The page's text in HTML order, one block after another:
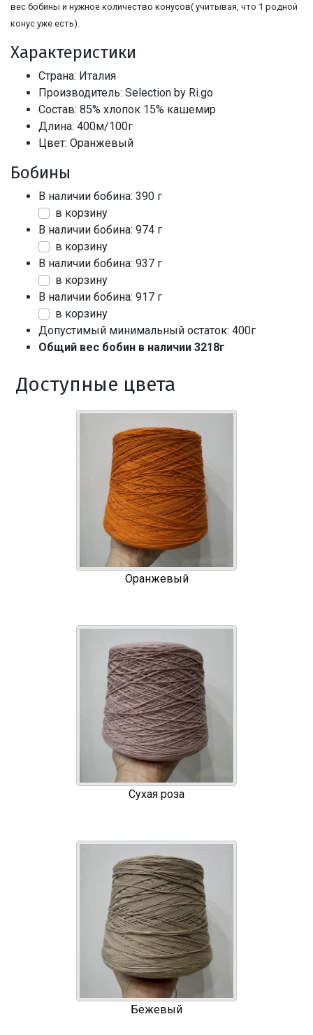
вес бобины и нужное количество конусов( учитывая, что 1 родной
конус уже есть).
Характеристики
Страна: Италия
Производитель: Selection by Ri.go
Состав: 85% хлопок 15% кашемир
Длина: 400м/100г
Цвет: Оранжевый
Бобины
В наличии бобина: 390 г
в корзину
В наличии бобина: 974 г
в корзину
В наличии бобина: 937 г
в корзину
В наличии бобина: 917 г
в корзину
Допустимый минимальный остаток: 400г
Общий вес бобин в наличии 3218г
Доступные цвета
Оранжевый
Сухая роза
Бежевый